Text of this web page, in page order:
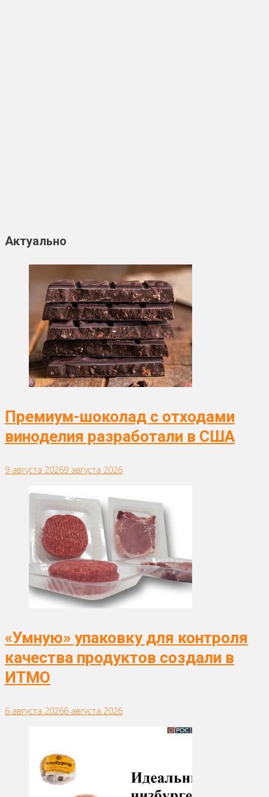
Актуально
Премиум-шоколад с отходами
виноделия разработали в США
9 августа 20269 августа 2026
«Умную» упаковку для контроля
качества продуктов создали в
ИТМО
6 августа 20266 августа 2026